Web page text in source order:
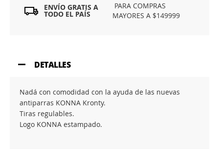
ENVÍO GRATIS A
TODO EL PAÍS
PARA COMPRAS
MAYORES A $149999
DETALLES
Nadá con comodidad con la ayuda de las nuevas
antiparras KONNA Kronty.
Tiras regulables.
Logo KONNA estampado.